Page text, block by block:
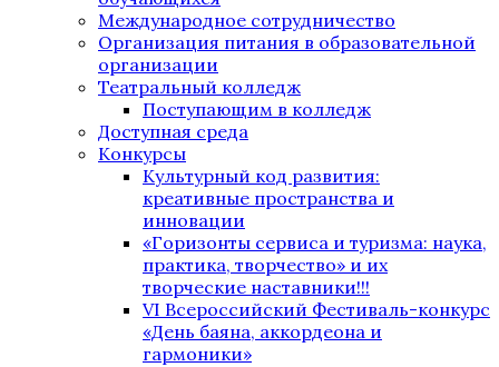
Международное сотрудничество
Организация питания в образовательной
организации
Театральный колледж
Поступающим в колледж
Доступная среда
Конкурсы
Культурный код развития:
креативные пространства и
инновации
«Горизонты сервиса и туризма: наука,
практика, творчество» и их
творческие наставники!!!
VI Всероссийский Фестиваль-конкурс
«День баяна, аккордеона и
гармоники»